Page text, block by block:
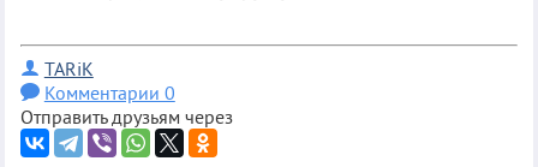
TARiK
Комментарии 0
Отправить друзьям через